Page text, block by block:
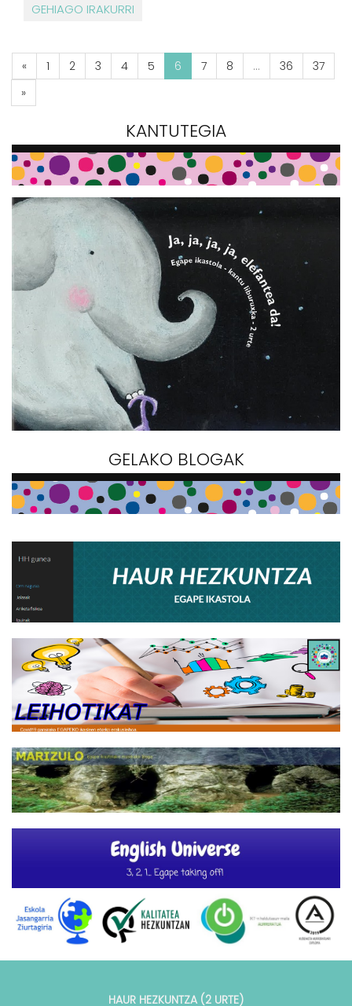
GEHIAGO IRAKURRI
« 1 2 3 4 5 6 7 8 ... 36
37
»
KANTUTEGIA
GELAKO BLOGAK
HAUR HEZKUNTZA (2 URTE)